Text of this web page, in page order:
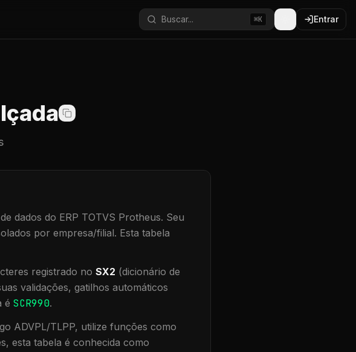
Buscar... ⌘K Entrar
dados do ERP TOTVS Protheus. Seu
por empresa/filial. Esta tabela
registrado no SX2 (dicionário de
validações, gatilhos automáticos
é SCR990.
ADVPL/TLPP, utilize funções como
esta tabela é conhecida como